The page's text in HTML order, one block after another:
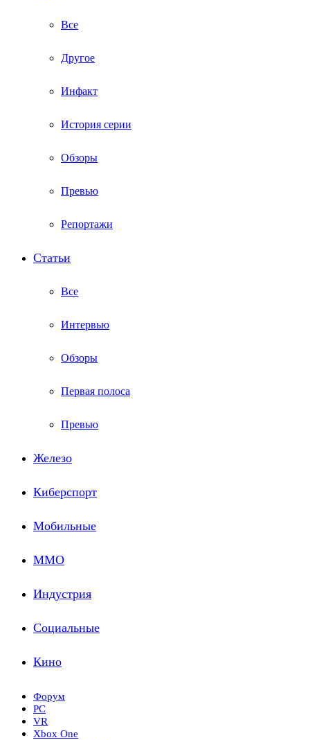
Все
Другое
Инфакт
История серии
Обзоры
Превью
Репортажи
Статьи
Все
Интервью
Обзоры
Первая полоса
Превью
Железо
Киберспорт
Мобильные
ММО
Индустрия
Социальные
Кино
Форум
PC
VR
Xbox One